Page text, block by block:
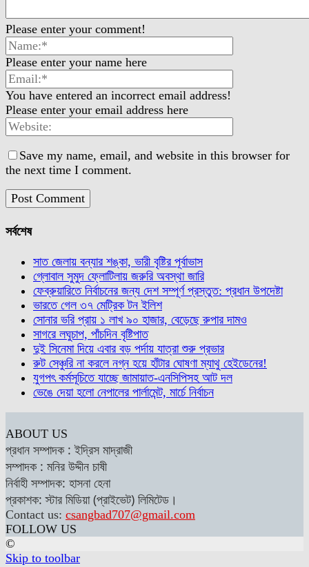
Please enter your comment!
Please enter your name here
You have entered an incorrect email address!
Please enter your email address here
Save my name, email, and website in this browser for
the next time I comment.
সর্বশেষ
সাত জেলায় বন্যার শঙ্কা, ভারী বৃষ্টির পূর্বাভাস
গ্লোবাল সুমুদ ফ্লোটিলায় জরুরি অবস্থা জারি
ফেব্রুয়ারিতে নির্বাচনের জন্য দেশ সম্পূর্ণ প্রস্তুত: প্রধান উপদেষ্টা
ভারতে গেল ৩৭ মেট্রিক টন ইলিশ
সোনার ভরি প্রায় ১ লাখ ৯০ হাজার, বেড়েছে রুপার দামও
সাগরে লঘুচাপ, পাঁচদিন বৃষ্টিপাত
দুই সিনেমা দিয়ে এবার বড় পর্দায় যাত্রা শুরু প্রভার
রুট সেঞ্চুরি না করলে নগ্ন হয়ে হাঁটার ঘোষণা ম্যাথু হেইডেনের!
যুগপৎ কর্মসূচিতে যাচ্ছে জামায়াত-এনসিপিসহ আট দল
ভেঙে দেয়া হলো নেপালের পার্লামেন্ট, মার্চে নির্বাচন
ABOUT US
প্রধান সম্পাদক : ইদ্রিস মাদ্রাজী
সম্পাদক : মনির উদ্দীন চাষী
নির্বাহী সম্পাদক: হাসনা হেনা
প্রকাশক: স্টার মিডিয়া (প্রাইভেট) লিমিটেড।
Contact us: csangbad707@gmail.com
FOLLOW US
©
Skip to toolbar